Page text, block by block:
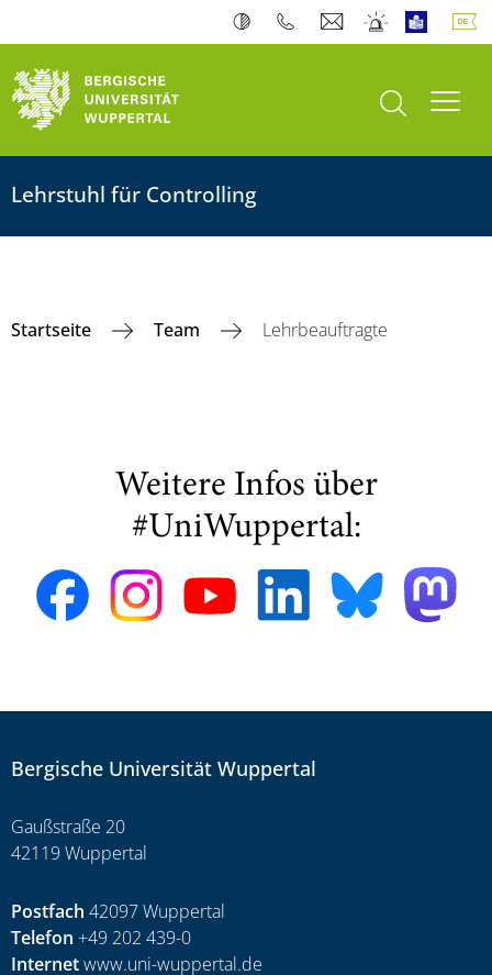
Suche öffnen
Lehrstuhl für Controlling
Startseite Team Lehrbeauftragte
Weitere Infos über
#UniWuppertal:
Bergische Universität Wuppertal
Gaußstraße 20
42119 Wuppertal
Postfach 42097 Wuppertal
Telefon +49 202 439-0
Internetwww.uni-wuppertal.de